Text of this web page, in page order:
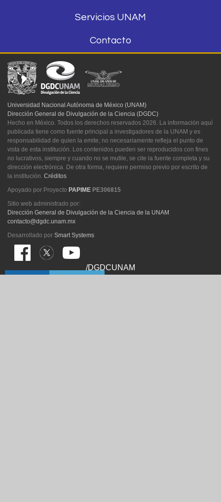
Servicios UNAM
Contacto
Universidad Nacional Autónoma de México (UNAM)
Dirección General de Divulgación de la Ciencia (DGDC)
Hecho en México. Todos los derechos reservados 2026. La información aquí
publicada tiene como fuente principal a investigadores de la UNAM y es
responsabilidad de quien la emite; no necesariamente refleja el punto de
vista de esta institución. Los contenidos pueden ser reproducidos con fines
no lucrativos, siempre y cuando no se mutile, se cite la fuente completa y su
dirección electrónica. De otra forma, requiere permiso previo por escrito de
la institución. Créditos
Apoyado por Proyecto PAPIME PE306815
Sitio web administrado por:
Dirección General de Divulgación de la Ciencia de la UNAM
contacto@dgdc.unam.mx
Desarrollado por Smart Systems
/DGDCUNAM